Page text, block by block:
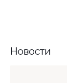
Новости